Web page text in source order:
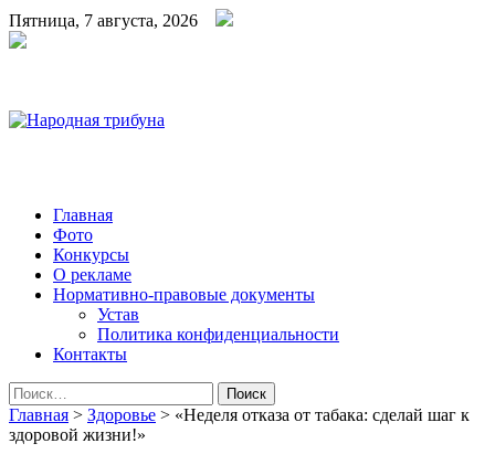
Пятница, 7 августа, 2026
Народная трибуна
Калининская районная газета
Главная
Фото
Конкурсы
О рекламе
Нормативно-правовые документы
Устав
Политика конфиденциальности
Контакты
Найти:
Главная > Здоровье > «Неделя отказа от табака: сделай шаг к
здоровой жизни!»